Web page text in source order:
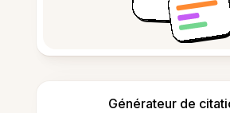
Générateur de